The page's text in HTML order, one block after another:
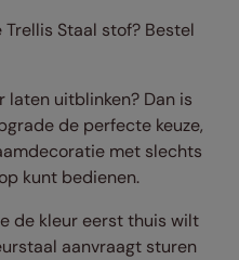
Staal stof? Bestel
uitblinken? Dan is
de perfecte keuze,
met slechts
kunt bedienen.
de kleur eerst thuis wilt
aanvraagt sturen